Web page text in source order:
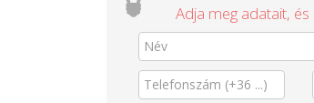
Adja meg adatait,